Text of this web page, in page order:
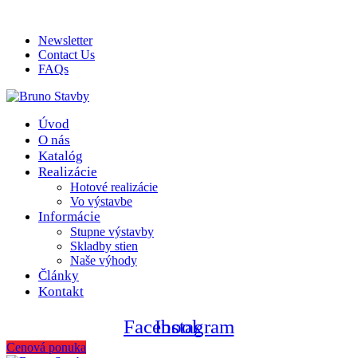
Newsletter
Contact Us
FAQs
Úvod
O nás
Katalóg
Realizácie
Hotové realizácie
Vo výstavbe
Informácie
Stupne výstavby
Skladby stien
Naše výhody
Články
Kontakt
Facebook
Instagram
Cenová ponuka